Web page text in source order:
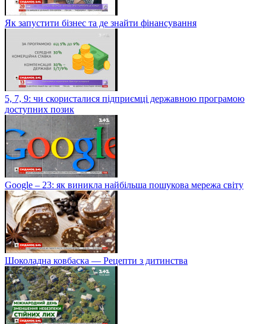
Як запустити бізнес та де знайти фінансування
5, 7, 9: чи скористалися підприємці державною програмою
доступних позик
Google – 23: як виникла найбільша пошукова мережа світу
Шоколадна ковбаска — Рецепти з дитинства